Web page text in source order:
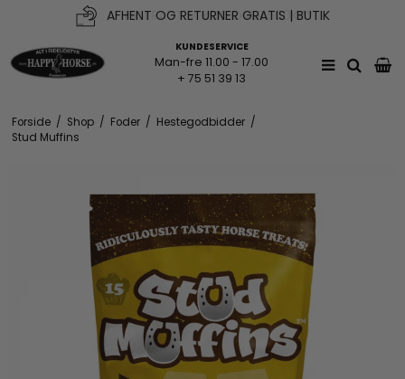
AFHENT OG RETURNER GRATIS | BUTIK
FRI FRAGT V. KØB OVER 500KR*
KUNDESERVICE
Man-fre 11.00 - 17.00
+ 75 51 39 13
Forside / Shop / Foder / Hestegodbidder /
Stud Muffins